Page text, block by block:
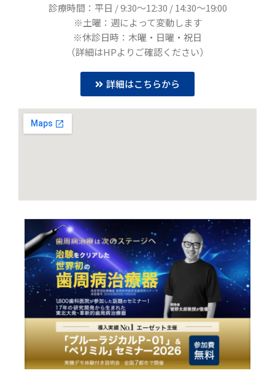
診療時間：平日 / 9:30～12:30 / 14:30～19:00
※土曜：週によって変動します
※休診日時：木曜・日曜・祝日
（詳細はHPよりご確認ください）
詳細はこちらから